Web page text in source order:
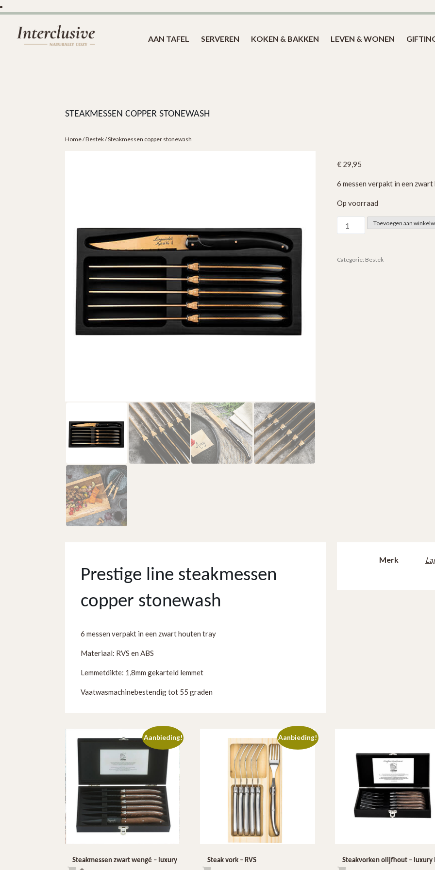
AAN TAFEL SERVEREN KOKEN & BAKKEN LEVEN & WONEN
STEAKMESSEN COPPER STONEWASH
Home/Bestek/ Steakmessen copper stonewash
€29,95
6 messen verpakt in een
Op voorraad
Steakmessen
copper
aantal
Toevoegen aan
Categorie: Bestek
Prestige line steakmessen
copper stonewash
6 messen verpakt in een zwart houten tray
Materiaal: RVS en ABS
Lemmetdikte: 1,8mm gekarteld lemmet
Vaatwasmachinebestendig tot 55 graden
Merk
Aanbieding!
Steakmessen zwart wengé – luxury
Aanbieding!
Steak vork – RVS Steakvorken olijfhout – luxury